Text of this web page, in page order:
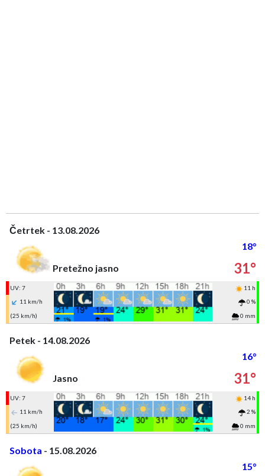
Četrtek - 13.08.2026
18°
Pretežno jasno
31°
UV: 7
11 h
11 km/h
0 %
(25 km/h)
0 mm
Petek - 14.08.2026
16°
Jasno
31°
UV: 7
14 h
11 km/h
2 %
(25 km/h)
0 mm
Sobota - 15.08.2026
15°